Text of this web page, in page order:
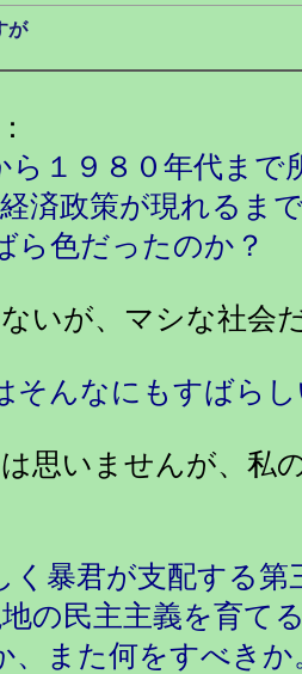
が
ら１９８０年代まで
済政策が現れるま
ら色だったのか？
いが、マシな社会
そんなにもすばら
思いませんが、私
く暴君が支配する第
の民主主義を育て
、また何をすべきか